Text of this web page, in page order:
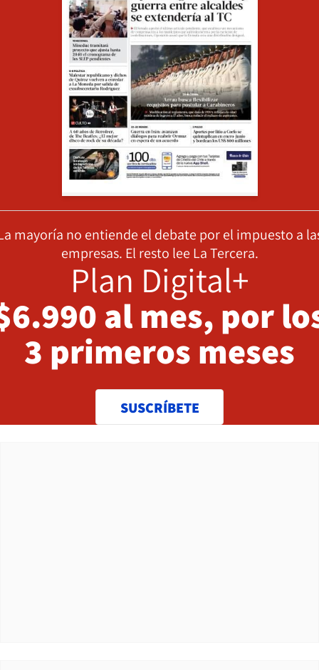
mayoría no entiende el debate por el impuesto a
empresas. El resto lee La Tercera.
Plan Digital+
al mes, por
3 primeros meses
SUSCRÍBETE